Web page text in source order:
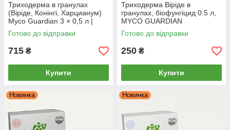
Триходерма в гранулах
(Віріде, Конінгі, Харцианум)
Myco Guardian 3 × 0,5 л |
Біофунгіцид для захисту
рослин і ґрунту
Готово до відправки
715 ₴
Купити
Триходерма Віріде в
гранулах, біофунгіцид 0.5 л,
MYCO GUARDIAN
Готово до відправки
250 ₴
Купити
Новинка Новинка